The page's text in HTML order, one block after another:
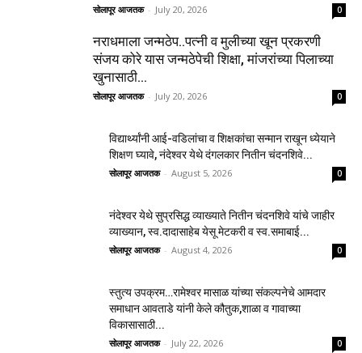
सोलापूर आजतक - July 20, 2026 0
नराधमाला जन्मठेप..पत्नी व मुलीच्या खून प्रकरणी
संजय कोरे यास जन्मठेपेची शिक्षा, मांजरांच्या पिलाच्या
खुनासाठी...
सोलापूर आजतक - July 20, 2026 0
विद्यार्थ्यांनी आई-वडिलांचा व शिक्षकांचा सन्मान राखून ध्येयाने
शिक्षण घ्यावे, नंदेश्वर येथे दंगलकार नितीन चंदनशिवे...
सोलापूर आजतक - August 5, 2026 0
नंदेश्वर येथे सुप्रसिद्ध व्याख्याते नितीन चंदनशिवे यांचे जाहीर
व्याख्यान, स्व.दादासाहेब येसू मेटकरी व स्व.समाबाई...
सोलापूर आजतक - August 4, 2026 0
स्तुत्य उपक्रम…रामेश्वर मासाळ यांच्या संकल्पनेचे आमदार
समाधान आवताडे यांनी केले कौतुक,शाळा व गावाच्या
विकासासाठी...
सोलापूर आजतक - July 22, 2026 0